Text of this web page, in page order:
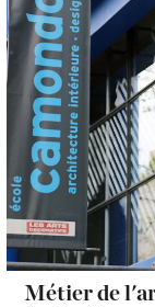
Métier de